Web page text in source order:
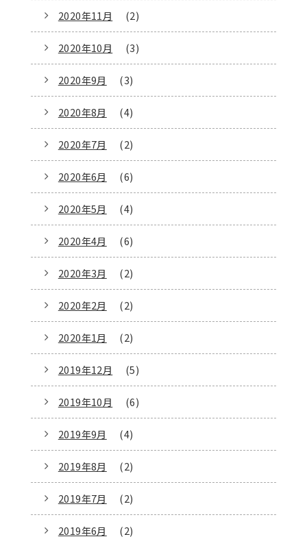
2020年11月 (2)
2020年10月 (3)
2020年9月 (3)
2020年8月 (4)
2020年7月 (2)
2020年6月 (6)
2020年5月 (4)
2020年4月 (6)
2020年3月 (2)
2020年2月 (2)
2020年1月 (2)
2019年12月 (5)
2019年10月 (6)
2019年9月 (4)
2019年8月 (2)
2019年7月 (2)
2019年6月 (2)